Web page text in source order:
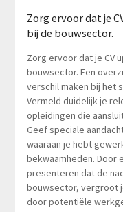
Zorg ervoor dat je
bij de bouwsector.
Zorg ervoor dat je CV
bouwsector. Een
verschil maken bij het
Vermeld duidelijk je
opleidingen die
Geef speciale
waaraan je hebt
bekwaamheden. Door
presenteren dat de
bouwsector, vergroot
door potentiële